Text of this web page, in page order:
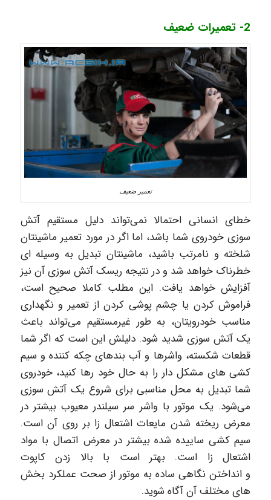
2- تعمیرات ضعیف
تعمیر ضعیف
خطای انسانی احتمالا نمی‌تواند دلیل مستقیم آتش
سوزی خودروی شما باشد، اما اگر در مورد تعمیر ماشینتان
شلخته و نامرتب باشید، ماشینتان تبدیل به وسیله ای
خطرناک خواهد شد و در نتیجه ریسک آتش سوزی آن نیز
آفزایش خواهد یافت. این مطلب کاملا صحیح است،
فراموش کردن یا چشم پوشی کردن از تعمیر و نگهداری
مناسب خودرویتان، به طور غیرمستقیم می‌تواند باعث
یک آتش سوزی شدید شود. دلیلش این است که اگر شما
قطعات شکسته، واشرها و آب بندهای چکه کننده و سیم
کشی های مشکل دار را به حال خود رها کنید، خودروی
شما تبدیل به محل مناسبی برای شروع یک آتش سوزی
می‌شود. یک موتور با واشر سر سیلندر معیوب بیشتر در
معرض ریخته شدن مایعات اشتعال زا بر روی آن است.
سیم کشی ساییده شده بیشتر در معرض اتصال با مواد
اشتعال زا است. بهتر است با بالا زدن کاپوت
و انداختن نگاهی ساده به موتور از صحت عملکرد بخش
های مختلف آن آگاه شوید.